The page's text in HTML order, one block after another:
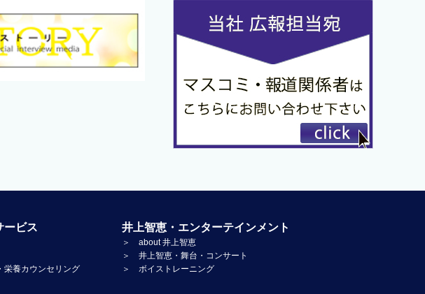
ービス
養カウンセリング
井上智恵・エンターテインメント
＞ about 井上智恵
＞ 井上智恵・舞台・コンサート
＞ ボイストレーニング